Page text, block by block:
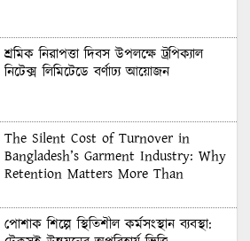
শ্রমিক নিরাপত্তা দিবস উপলক্ষে ট্রপিক্যাল
নিটেক্স লিমিটেডে বর্ণাঢ্য আয়োজন
The Silent Cost of Turnover in
Bangladesh’s Garment Industry: Why
Retention Matters More Than
পোশাক শিল্পে স্থিতিশীল কর্মসংস্থান ব্যবস্থা: